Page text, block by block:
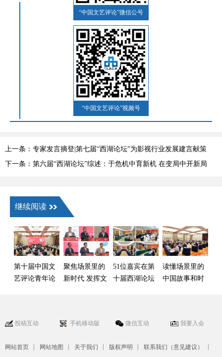
“中国文艺评论”微信公号
“中国文艺评论”视频号
上一条：专家发言摘登|第七届“西湖论坛”为影视行业发展建言献策
下一条：第六届“西湖论坛”综述：于危机中育新机 在变局中开新局
继续阅读
第十届中国文
艺评论青年论
聚焦场景里的
新时代 发挥文
51位嘉宾在第
十届西湖论坛
读懂场景里的
中国故事和时
投稿互动 手机移动版 微信互动 我要入会
网站首页 网站地图 关于我们 版权声明 联系我们（意见建议）